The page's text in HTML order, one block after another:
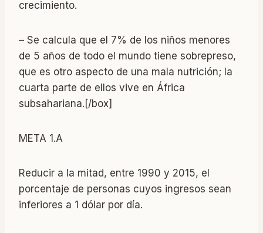
crecimiento.
– Se calcula que el 7% de los niños menores
de 5 años de todo el mundo tiene sobrepreso,
que es otro aspecto de una mala nutrición; la
cuarta parte de ellos vive en África
subsahariana.[/box]
META 1.A
Reducir a la mitad, entre 1990 y 2015, el
porcentaje de personas cuyos ingresos sean
inferiores a 1 dólar por día.